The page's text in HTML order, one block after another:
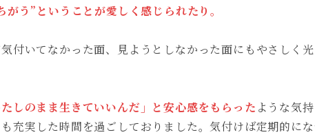
う”ということが愛しく感じられたり。
付いてなかった面、見ようとしなかった面にもやさしく
たしのまま生きていいんだ」と安心感をもらった ような気
充実した時間を過ごしておりました。気付けば定期的に